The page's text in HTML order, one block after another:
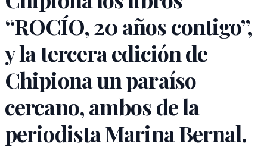
“ROCÍO, 20 años contigo”,
y la tercera edición de
Chipiona un paraíso
cercano, ambos de la
periodista Marina Bernal.